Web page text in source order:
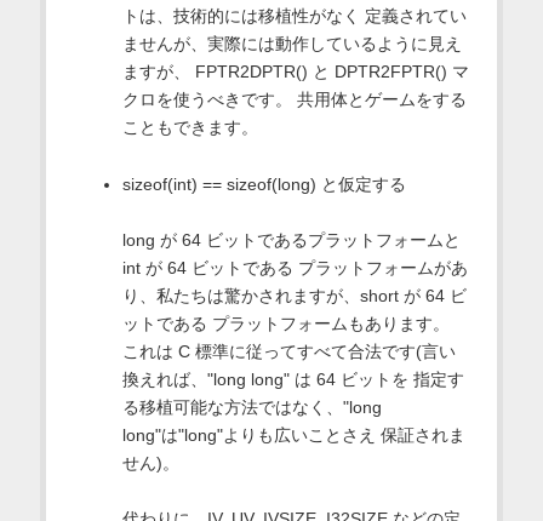
トは、技術的には移植性がなく 定義されてい
ませんが、実際には動作しているように見え
ますが、 FPTR2DPTR() と DPTR2FPTR() マ
クロを使うべきです。 共用体とゲームをする
こともできます。
sizeof(int) == sizeof(long) と仮定する
long が 64 ビットであるプラットフォームと
int が 64 ビットである プラットフォームがあ
り、私たちは驚かされますが、short が 64 ビ
ットである プラットフォームもあります。
これは C 標準に従ってすべて合法です(言い
換えれば、"long long" は 64 ビットを 指定す
る移植可能な方法ではなく、"long
long"は"long"よりも広いことさえ 保証されま
せん)。